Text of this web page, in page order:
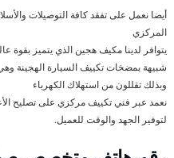
أيضا نعمل على تفقد كافة التوصيلات
المركزي
يتوافر لدينا مكيف هجين الذي يتميز بقوة
شبيهة بمضخات تكييف السيارة الهجينة
وبذلك تقللون من استهلاك الكهرباء
نعمد عبر فني تكييف مركزي على تصليح
لتوفير الجهد والوقت للعميل.